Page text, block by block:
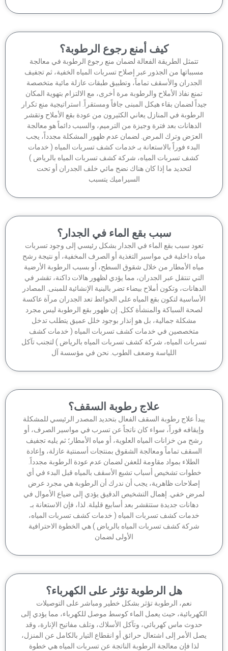
كيف أمنع رجوع الرطوبة؟
تتمثل الطريقة الفعالة لضمان منع رجوع الرطوبة في معالجة
من الجذور عبر إصلاح تسربات المياه الخفية، ثم تجفيف
الجدران والأسقف تماماً، وتطبيق طبقات عازلة مائية متخصصة
تمنع نفاذ الأملاح والرطوبة مرة أخرى، مع الالتزام بتهوية المكان
لضمان بقاء هيكل المبنى جافاً ومستقراً. استراتيجية منع تكرار
في المنازل يعاني الكثيرون من عودة بقع الأملاح وتقشر
الدهانات بعد فترة وجيزة من الترميم، والسبب دائماً هو معالجة
العرَض وترك المرض. لضمان عدم ظهور المشكلة مجدداً، يجب
البدء فوراً بالاستعانة بـ خدمات كشف تسربات المياه ( خدمات
كشف تسربات المياه، شركة كشف تسربات المياه بالرياض )
لتحديد ما إذا كان هناك نضح مائي خلف الجدران أو تحت
السيراميك يتسبب
سبب بقع الماء في الجدار؟
سبب بقع الماء في الجدار بشكل رئيسي إلى وجود تسربات
داخلية في مواسير التغذية أو الصرف المخفية، أو نتيجة رشح
الأمطار من خلال شقوق السطح، أو بسبب الرطوبة الأرضية
تنتقل عبر الجدران، مما يؤدي لظهور هالات داكنة، تقشر في
وتكون أملاح بيضاء تضر بالبنية الإنشائية للمبنى. المصادر
لتكون بقع المياه على الحوائط تعد الجدران مرآة عاكسة
لصحة السباكة والمنشأة ككل. إن ظهور بقع الرطوبة ليس مجرد
مشكلة جمالية، بل هو إنذار بوجود خلل عميق يتطلب تدخل
متخصصين في خدمات كشف تسربات المياه ( خدمات كشف
المياه، شركة كشف تسربات المياه بالرياض ) لتجنب تآكل
اللياسة وضعف الطوب. نحن في مؤسسة آل
علاج رطوبة السقف؟
علاج رطوبة السقف الفعال بتحديد المصدر الرئيسي للمشكلة
فوراً، سواء كان ناتجاً عن تسرب في مواسير الصرف، أو
رشح من خزانات المياه العلوية، أو مياه الأمطار؛ ثم يليه تجفيف
السقف تماماً ومعالجة الشقوق بمنتجات أسمنتية عازلة، وإعادة
الطلاء بمواد مقاومة للعفن لضمان عدم عودة الرطوبة مجدداً.
خطوات تشخيص أسباب تشبع الأسقف بالمياه قبل البدء في أي
إصلاحات ظاهرية، يجب أن ندرك أن الرطوبة هي مجرد عرض
خفي. إهمال التشخيص الدقيق يؤدي إلى ضياع الأموال في
دهانات جديدة ستتقشر بعد أسابيع قليلة. لذا، فإن الاستعانة بـ
خدمات كشف تسربات المياه ( خدمات كشف تسربات المياه،
شركة كشف تسربات المياه بالرياض ) هي الخطوة الاحترافية
الأولى لضمان
هل الرطوبة تؤثر على الكهرباء؟
نعم، الرطوبة تؤثر بشكل خطير ومباشر على التوصيلات
حيث يعمل الماء كوسط موصل للكهرباء، مما يؤدي إلى
حدوث ماس كهربائي، وتآكل الأسلاك، وتلف مفاتيح الإنارة، وقد
الأمر إلى اشتعال حرائق أو انقطاع التيار بالكامل عن المنزل،
لذا فإن معالجة الرطوبة الناتجة عن تسربات المياه هي خطوة